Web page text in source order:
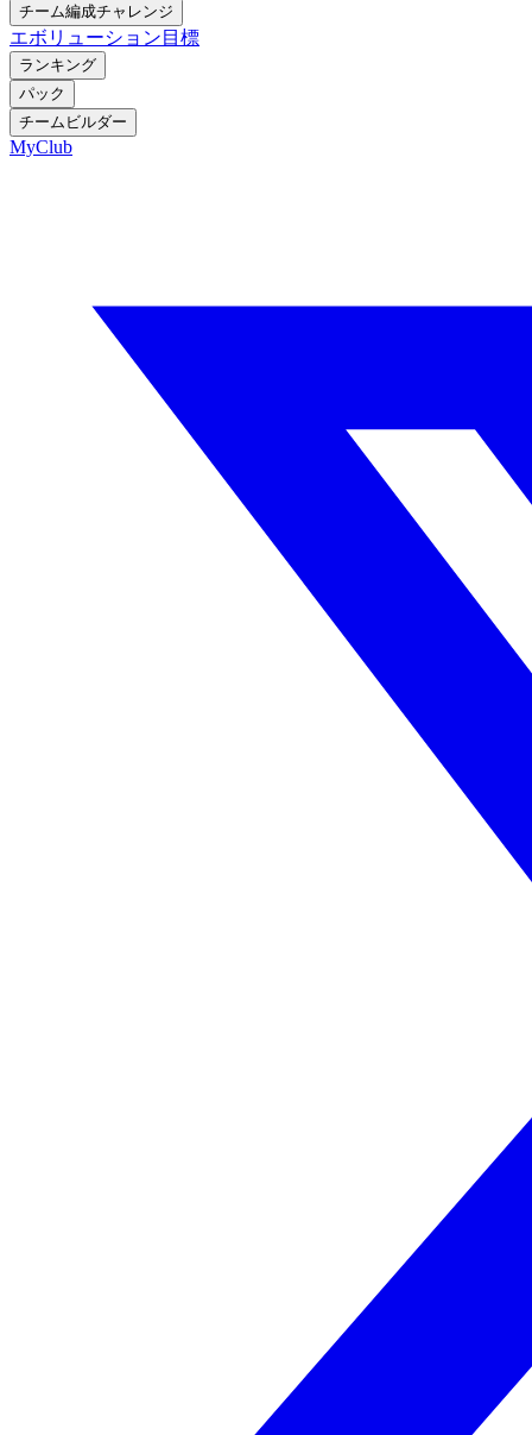
チーム編成チャレンジ
エボリューション 目標
ランキング
パック
チームビルダー
MyClub